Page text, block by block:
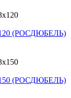
(РОСДЮБЕЛЬ)
(РОСДЮБЕЛЬ)